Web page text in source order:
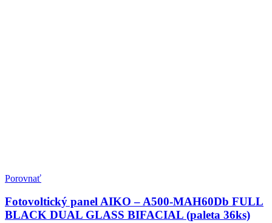
Porovnať
Fotovoltický panel AIKO – A500-MAH60Db FULL
BLACK DUAL GLASS BIFACIAL (paleta 36ks)